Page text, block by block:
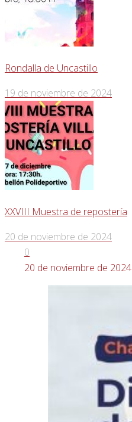
Rondalla de Uncastillo
19 de noviembre de 2024
XXVIII Muestra de repostería
20 de noviembre de 2024
0
20 de noviembre de 2024